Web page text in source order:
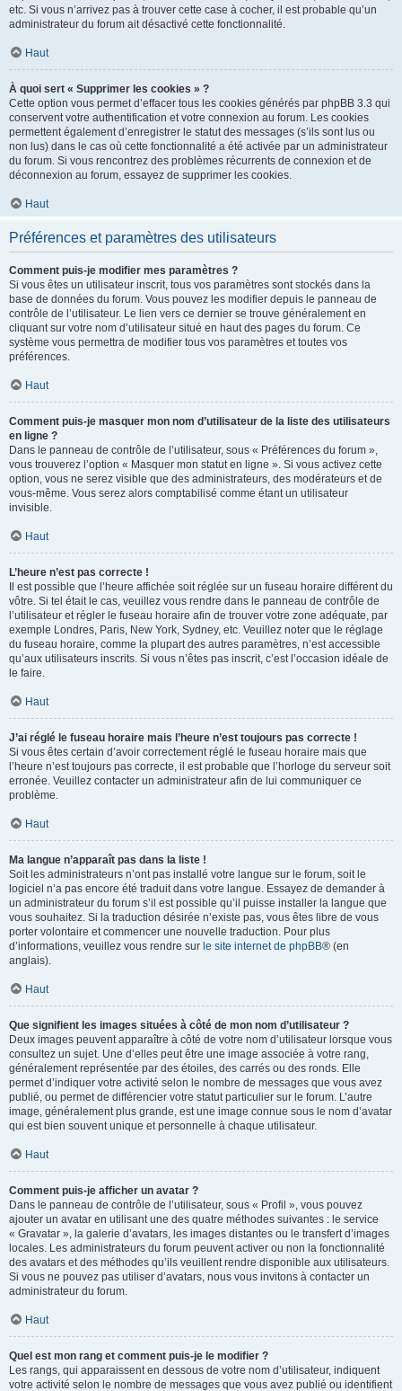
etc. Si vous n’arrivez pas à trouver cette case à cocher, il est probable qu’un
administrateur du forum ait désactivé cette fonctionnalité.
Haut
À quoi sert « Supprimer les cookies » ?
Cette option vous permet d’effacer tous les cookies générés par phpBB 3.3 qui
conservent votre authentification et votre connexion au forum. Les cookies
permettent également d’enregistrer le statut des messages (s’ils sont lus ou
non lus) dans le cas où cette fonctionnalité a été activée par un administrateur
du forum. Si vous rencontrez des problèmes récurrents de connexion et de
déconnexion au forum, essayez de supprimer les cookies.
Haut
Préférences et paramètres des utilisateurs
Comment puis-je modifier mes paramètres ?
Si vous êtes un utilisateur inscrit, tous vos paramètres sont stockés dans la
base de données du forum. Vous pouvez les modifier depuis le panneau de
contrôle de l’utilisateur. Le lien vers ce dernier se trouve généralement en
cliquant sur votre nom d’utilisateur situé en haut des pages du forum. Ce
système vous permettra de modifier tous vos paramètres et toutes vos
préférences.
Haut
Comment puis-je masquer mon nom d’utilisateur de la liste des utilisateurs
en ligne ?
Dans le panneau de contrôle de l’utilisateur, sous « Préférences du forum »,
vous trouverez l’option « Masquer mon statut en ligne ». Si vous activez cette
option, vous ne serez visible que des administrateurs, des modérateurs et de
vous-même. Vous serez alors comptabilisé comme étant un utilisateur
invisible.
Haut
L’heure n’est pas correcte !
Il est possible que l’heure affichée soit réglée sur un fuseau horaire différent du
vôtre. Si tel était le cas, veuillez vous rendre dans le panneau de contrôle de
l’utilisateur et régler le fuseau horaire afin de trouver votre zone adéquate, par
exemple Londres, Paris, New York, Sydney, etc. Veuillez noter que le réglage
du fuseau horaire, comme la plupart des autres paramètres, n’est accessible
qu’aux utilisateurs inscrits. Si vous n’êtes pas inscrit, c’est l’occasion idéale de
le faire.
Haut
J’ai réglé le fuseau horaire mais l’heure n’est toujours pas correcte !
Si vous êtes certain d’avoir correctement réglé le fuseau horaire mais que
l’heure n’est toujours pas correcte, il est probable que l’horloge du serveur soit
erronée. Veuillez contacter un administrateur afin de lui communiquer ce
problème.
Haut
Ma langue n’apparaît pas dans la liste !
Soit les administrateurs n’ont pas installé votre langue sur le forum, soit le
logiciel n’a pas encore été traduit dans votre langue. Essayez de demander à
un administrateur du forum s’il est possible qu’il puisse installer la langue que
vous souhaitez. Si la traduction désirée n’existe pas, vous êtes libre de vous
porter volontaire et commencer une nouvelle traduction. Pour plus
d’informations, veuillez vous rendre sur le site internet de phpBB® (en
anglais).
Haut
Que signifient les images situées à côté de mon nom d’utilisateur ?
Deux images peuvent apparaître à côté de votre nom d’utilisateur lorsque vous
consultez un sujet. Une d’elles peut être une image associée à votre rang,
généralement représentée par des étoiles, des carrés ou des ronds. Elle
permet d’indiquer votre activité selon le nombre de messages que vous avez
publié, ou permet de différencier votre statut particulier sur le forum. L’autre
image, généralement plus grande, est une image connue sous le nom d’avatar
qui est bien souvent unique et personnelle à chaque utilisateur.
Haut
Comment puis-je afficher un avatar ?
Dans le panneau de contrôle de l’utilisateur, sous « Profil », vous pouvez
ajouter un avatar en utilisant une des quatre méthodes suivantes : le service
« Gravatar », la galerie d’avatars, les images distantes ou le transfert d’images
locales. Les administrateurs du forum peuvent activer ou non la fonctionnalité
des avatars et des méthodes qu’ils veuillent rendre disponible aux utilisateurs.
Si vous ne pouvez pas utiliser d’avatars, nous vous invitons à contacter un
administrateur du forum.
Haut
Quel est mon rang et comment puis-je le modifier ?
Les rangs, qui apparaissent en dessous de votre nom d’utilisateur, indiquent
votre activité selon le nombre de messages que vous avez publié ou identifient